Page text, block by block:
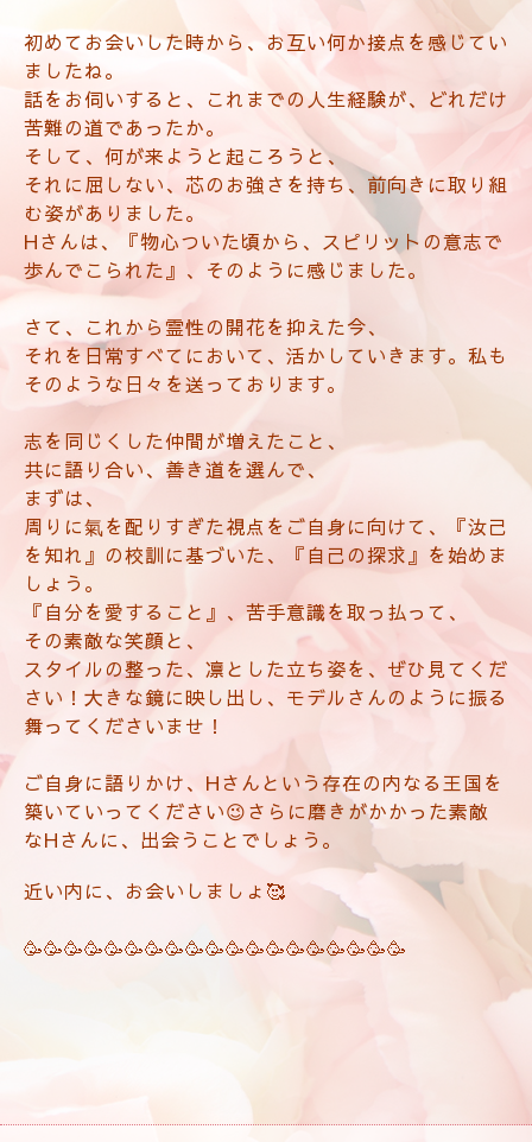
初めてお会いした時から、お互い何か接点を感じてい
ましたね。
話をお伺いすると、これまでの人生経験が、 どれだけ
苦難の道であったか。
そして、何が来ようと起ころうと、
それに屈しない、芯のお強さを持ち、前向きに取り組
む姿がありました。
Hさんは、『物心ついた頃から、スピリットの意志で
歩んでこられた』、そのように感じました。
さて、これから霊性の開花を抑えた今、
それを日常すべてにおいて、活かしていきます。私も
そのような日々を送っております。
志を同じくした仲間が増えたこと、
共に語り合い、善き道を選んで、
まずは、
周りに氣を配りすぎた視点をご自身に向けて、『汝己
を知れ』の校訓に基づいた、『自己の探求』を始めま
しょう。
『自分を愛すること』、苦手意識を取っ払って、
その素敵な笑顔と、
スタイルの整った、凛とした立ち姿を、ぜひ見てくだ
さい！大きな鏡に映し出し、モデルさんのように振る
舞ってくださいませ！
ご自身に語りかけ、Hさんという存在の内なる王国を
築いていってください😉さらに磨きがかかった素敵
なHさんに、出会うことでしょう。
近い内に、お会いしましょ🥰
🥳🥳🥳🥳🥳🥳🥳🥳🥳🥳🥳🥳🥳🥳🥳🥳🥳🥳🥳